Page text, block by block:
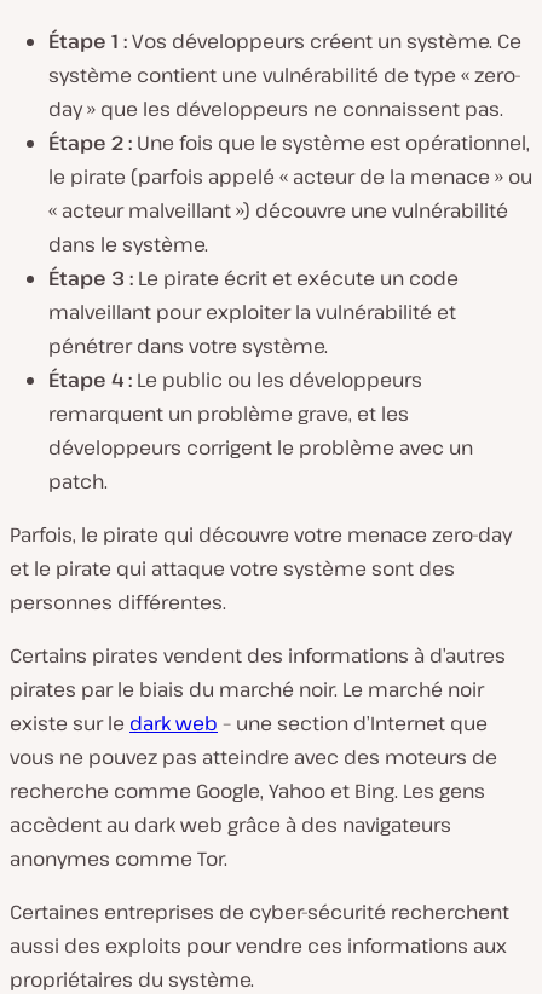
Étape 1 :Vos développeurs créent un système. Ce
système contient une vulnérabilité de type « zero-
day » que les développeurs ne connaissent pas.
Étape 2 : Une fois que le système est opérationnel,
le pirate (parfois appelé « acteur de la menace » ou
« acteur malveillant ») découvre une vulnérabilité
dans le système.
Étape 3 : Le pirate écrit et exécute un code
malveillant pour exploiter la vulnérabilité et
pénétrer dans votre système.
Étape 4 : Le public ou les développeurs
remarquent un problème grave, et les
développeurs corrigent le problème avec un
patch.
Parfois, le pirate qui découvre votre menace zero-day
et le pirate qui attaque votre système sont des
personnes différentes.
Certains pirates vendent des informations à d’autres
pirates par le biais du marché noir. Le marché noir
existe sur le dark web – une section d’Internet que
vous ne pouvez pas atteindre avec des moteurs de
recherche comme Google, Yahoo et Bing. Les gens
accèdent au dark web grâce à des navigateurs
anonymes comme Tor.
Certaines entreprises de cyber-sécurité recherchent
aussi des exploits pour vendre ces informations aux
propriétaires du système.